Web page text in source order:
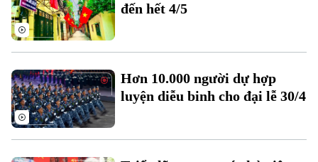
Theo dõi Hà Nội On
đến hết 4/5
Hơn 10.000 người dự hợp
luyện diễu binh cho đại lễ 30/4